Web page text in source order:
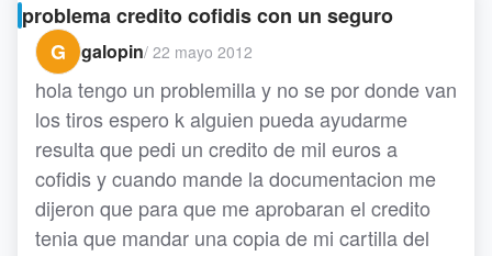
problema credito cofidis con un seguro
G
galopin/ 22 mayo 2012
hola tengo un problemilla y no se por donde van
los tiros espero k alguien pueda ayudarme
resulta que pedi un credito de mil euros a
cofidis y cuando mande la documentacion me
dijeron que para que me aprobaran el credito
tenia que mandar una copia de mi cartilla del